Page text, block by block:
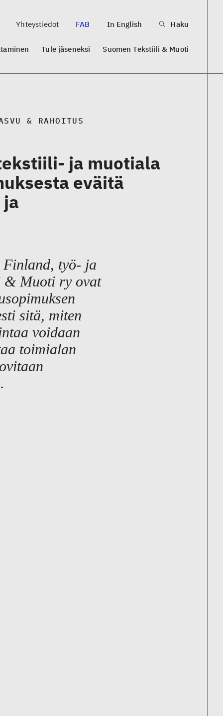
Yhteystiedot FAB In English Haku
Tule jäseneksi Suomen Tekstiili & Muoti
& RAHOITUS
ja muotiala
eväitä
Finland, työ- ja
& Muoti ry ovat
sitä, miten
voidaan
toimialan